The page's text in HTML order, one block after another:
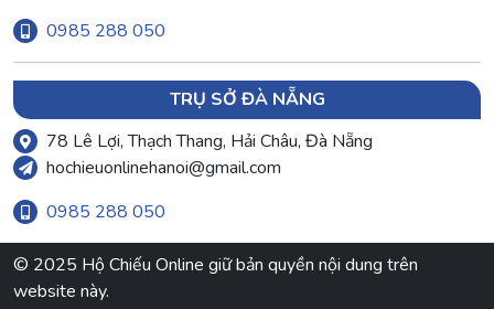
0985 288 050
TRỤ SỞ ĐÀ NẴNG
78 Lê Lợi, Thạch Thang, Hải Châu, Đà Nẵng
hochieuonlinehanoi@gmail.com
0985 288 050
© 2025 Hộ Chiếu Online giữ bản quyền nội dung trên
website này.